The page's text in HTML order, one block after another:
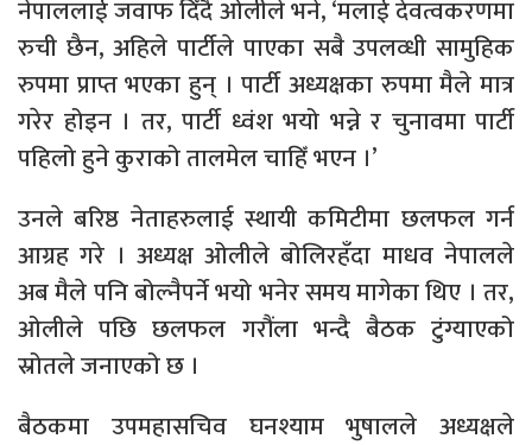
नेपाललाई जवाफ दिँदै ओलीले भने, ‘मलाई देवत्वकरणमा
रुची छैन, अहिले पार्टीले पाएका सबै उपलव्धी सामुहिक
रुपमा प्राप्त भएका हुन् । पार्टी अध्यक्षका रुपमा मैले मात्र
गरेर होइन । तर, पार्टी ध्वंश भयो भन्ने र चुनावमा पार्टी
पहिलो हुने कुराको तालमेल चाहिँ भएन ।’
उनले बरिष्ठ नेताहरुलाई स्थायी कमिटीमा छलफल गर्न
आग्रह गरे । अध्यक्ष ओलीले बोलिरहँदा माधव नेपालले
अब मैले पनि बोल्नैपर्ने भयो भनेर समय मागेका थिए । तर,
ओलीले पछि छलफल गरौंला भन्दै बैठक टुंग्याएको
स्रोतले जनाएको छ ।
बैठकमा उपमहासचिव घनश्याम भुषालले अध्यक्षले